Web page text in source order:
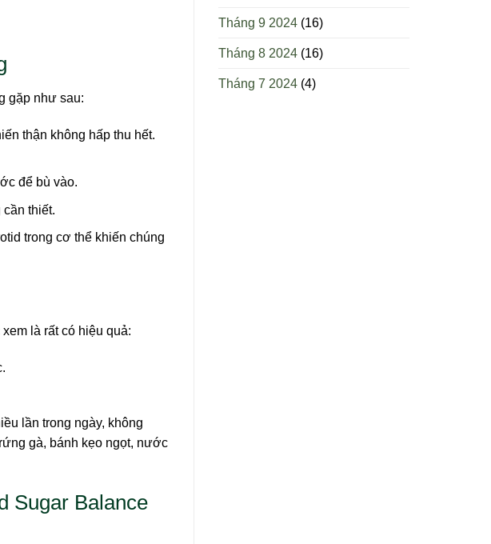
gặp như sau:
thận không hấp thu hết.
để bù vào.
thiết.
trong cơ thể khiến chúng
là rất có hiệu quả:
lần trong ngày, không
gà, bánh kẹo ngọt, nước
Sugar Balance
Tháng 9 2024 (16)
Tháng 8 2024 (16)
Tháng 7 2024 (4)